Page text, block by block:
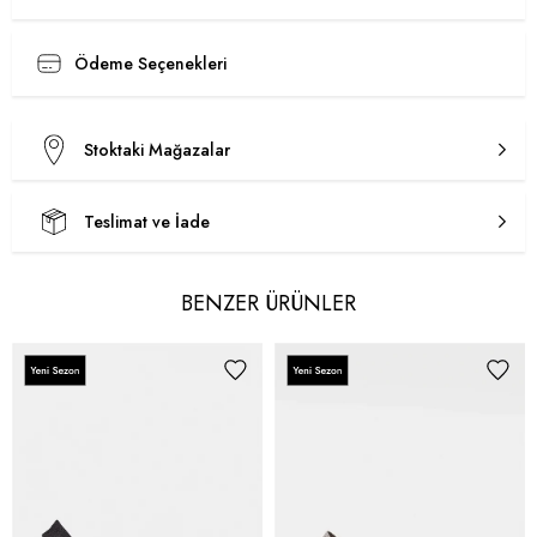
Ödeme Seçenekleri
Stoktaki Mağazalar
Teslimat ve İade
BENZER ÜRÜNLER